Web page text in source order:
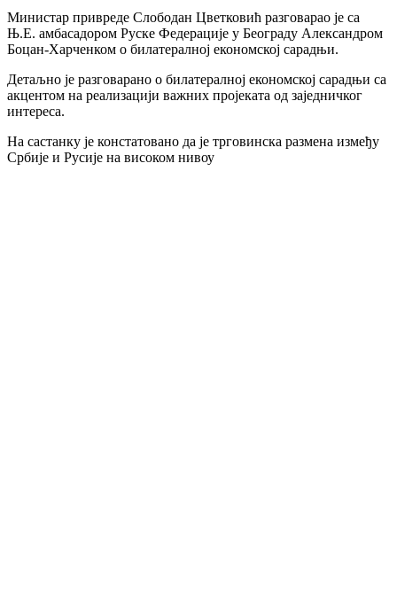
Link
Share
Министар привреде Слободан Цветковић разговарао је са
Њ.Е. амбасадором Руске Федерације у Београду Александром
Боцан-Харченком о билатералној економској сарадњи.
Детаљно је разговарано о билатералној економској сарадњи са
акцентом на реализацији важних пројеката од заједничког
интереса.
На састанку је констатовано да је трговинска размена између
Србије и Русије на високом нивоу